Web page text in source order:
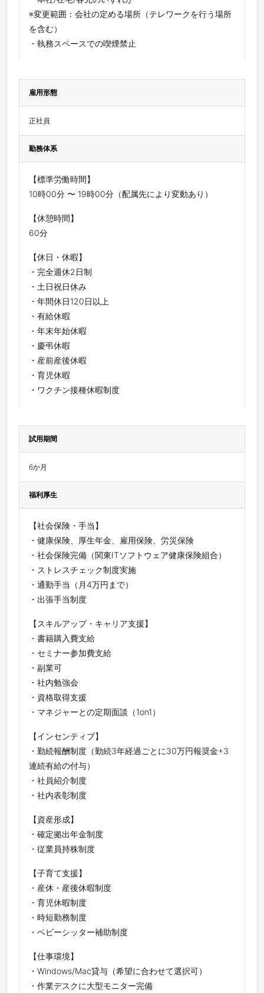
※変更範囲：会社の定める場所（テレワークを行う場所
を含む）
・執務スペースでの喫煙禁止
雇用形態
正社員
勤務体系
【標準労働時間】
10時00分 〜 19時00分（配属先により変動あり）
【休憩時間】
60分
【休日・休暇】
・完全週休2日制
・土日祝日休み
・年間休日120日以上
・有給休暇
・年末年始休暇
・慶弔休暇
・産前産後休暇
・育児休暇
・ワクチン接種休暇制度
試用期間
6か月
福利厚生
【社会保険・手当】
・健康保険、厚生年金、雇用保険、労災保険
・社会保険完備（関東ITソフトウェア健康保険組合）
・ストレスチェック制度実施
・通勤手当（月4万円まで）
・出張手当制度
【スキルアップ・キャリア支援】
・書籍購入費支給
・セミナー参加費支給
・副業可
・社内勉強会
・資格取得支援
・マネジャーとの定期面談（1on1）
【インセンティブ】
・勤続報酬制度（勤続3年経過ごとに30万円報奨金+3
連続有給の付与）
・社員紹介制度
・社内表彰制度
【資産形成】
・確定拠出年金制度
・従業員持株制度
【子育て支援】
・産休・産後休暇制度
・育児休暇制度
・時短勤務制度
・ベビーシッター補助制度
【仕事環境】
・Windows/Mac貸与（希望に合わせて選択可）
・作業デスクに大型モニター完備